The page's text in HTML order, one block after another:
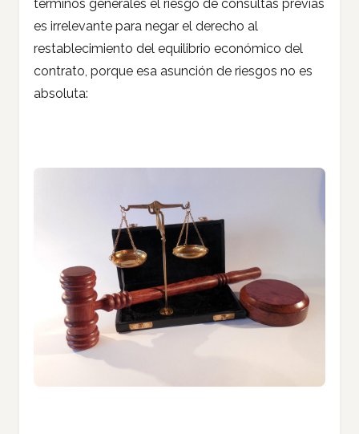
términos generales el riesgo de consultas previas
es irrelevante para negar el derecho al
restablecimiento del equilibrio económico del
contrato, porque esa asunción de riesgos no es
absoluta: